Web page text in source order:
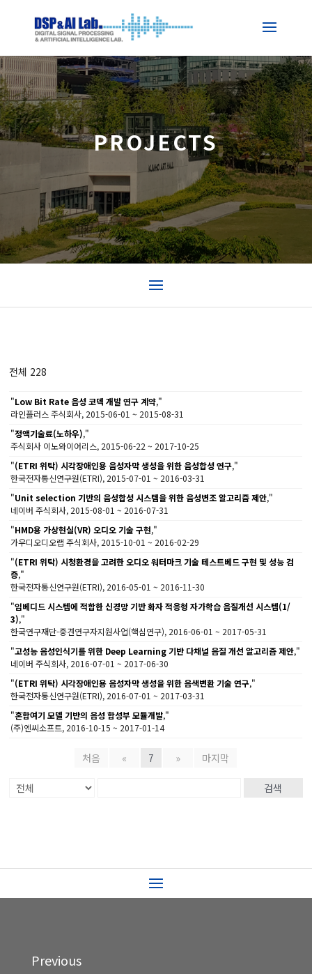
PROJECTS
전체 228
"Low Bit Rate 음성 코덱 개발 연구 계약,"
라인플러스 주식회사, 2015-06-01 ~ 2015-08-31
"정액기술료(노하우),"
주식회사 이노와이어리스, 2015-06-22 ~ 2017-10-25
"(ETRI 위탁) 시각장애인용 음성자막 생성을 위한 음성합성 연구,"
한국전자통신연구원(ETRI), 2015-07-01 ~ 2016-03-31
"Unit selection 기반의 음성합성 시스템을 위한 음성변조 알고리즘 제안,"
네이버 주식회사, 2015-08-01 ~ 2016-07-31
"HMD용 가상현실(VR) 오디오 기술 구현,"
가우디오디오랩 주식회사, 2015-10-01 ~ 2016-02-29
"(ETRI 위탁) 시청환경을 고려한 오디오 워터마크 기술 테스트베드 구현 및 성능 검
증,"
한국전자통신연구원(ETRI), 2016-05-01 ~ 2016-11-30
"임베디드 시스템에 적합한 신경망 기반 화자 적응형 자가학습 음질개선 시스템(1/
3),"
한국연구재단-중견연구자지원사업(핵심연구), 2016-06-01 ~ 2017-05-31
"고성능 음성인식기를 위한 Deep Learning 기반 다채널 음질 개선 알고리즘 제안,"
네이버 주식회사, 2016-07-01 ~ 2017-06-30
"(ETRI 위탁) 시각장애인용 음성자막 생성을 위한 음색변환 기술 연구,"
한국전자통신연구원(ETRI), 2016-07-01 ~ 2017-03-31
"혼합여기 모델 기반의 음성 합성부 모듈개발,"
(주)엔씨소프트, 2016-10-15 ~ 2017-01-14
처음 « 7 » 마지막
검색
Previous